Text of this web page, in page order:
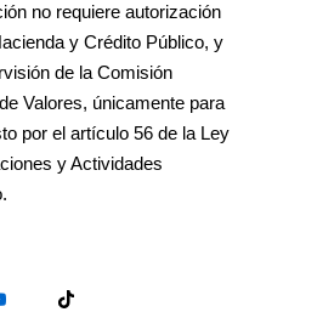
no requiere autorización
y Crédito Público, y
de la Comisión
Valores, únicamente para
por el artículo 56 de la Ley
y Actividades